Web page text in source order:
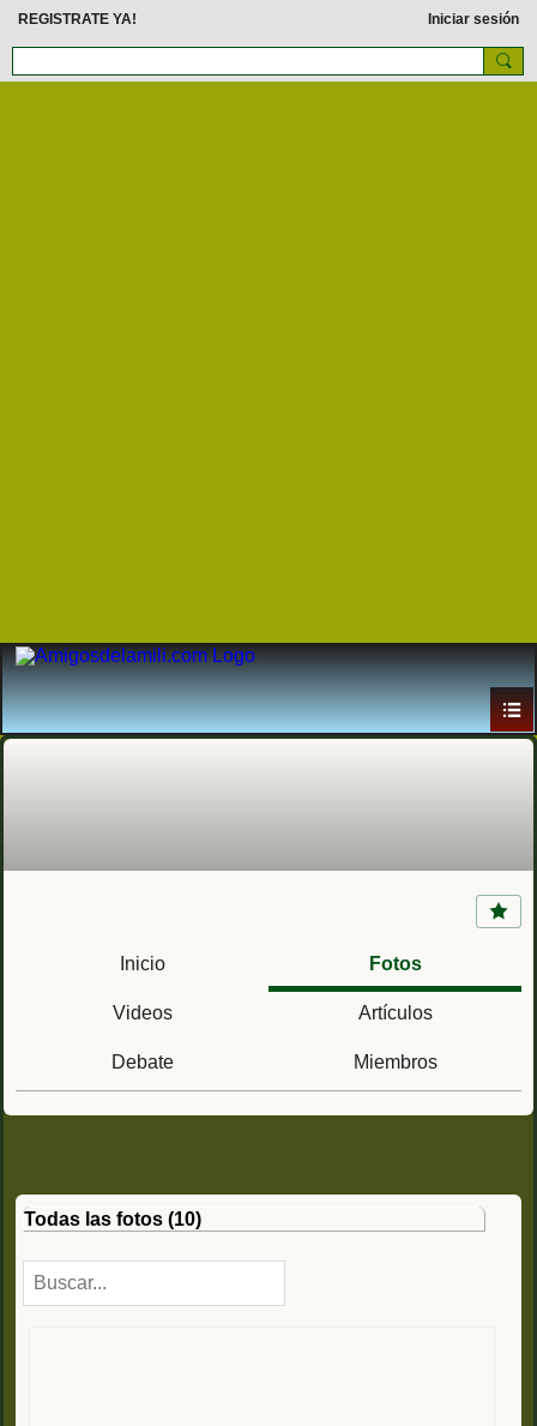
REGISTRATE YA! Iniciar sesión
Inicio Fotos
Videos Artículos
Debate Miembros
Todas las fotos (10)